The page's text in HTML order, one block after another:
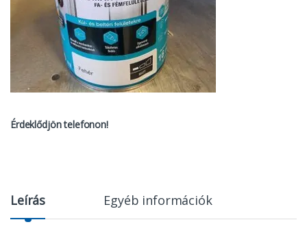
Érdeklődjön telefonon!
Leírás Egyéb információk